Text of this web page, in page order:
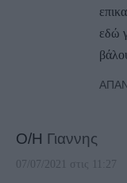
εδώ
Ο/Η Γιαννης
07/07/2021 στις 11:27